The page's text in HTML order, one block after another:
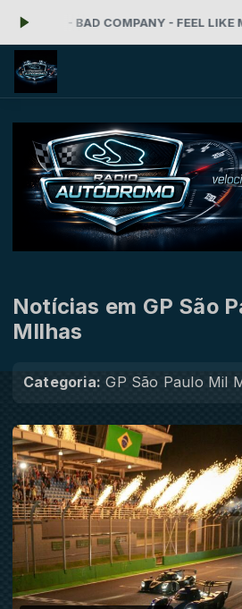
276 - BAD COMPANY - FEEL LIKE
Notícias em GP São
MIlhas
Categoria: GP São Paulo Mil